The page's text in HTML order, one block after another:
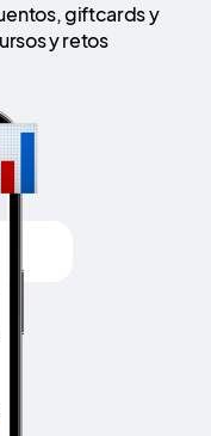
giftcards y
y retos